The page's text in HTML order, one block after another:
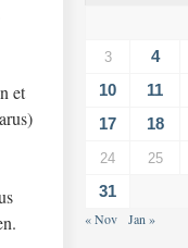
et
3 4
10 11
17 18
24 25
31
« Nov Jan »